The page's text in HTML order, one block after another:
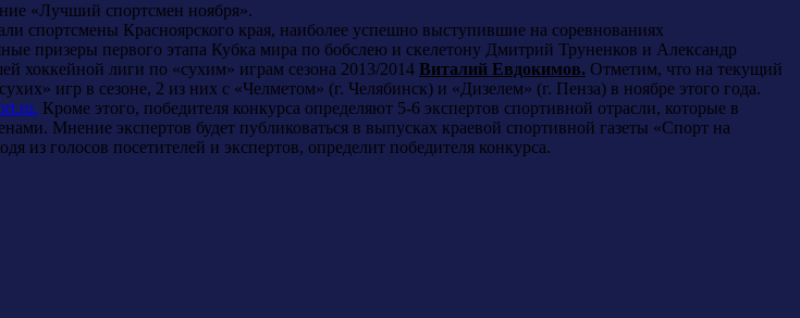
«Лучший спортсмен ноября».
спортсмены Красноярского края, наиболее успешно выступившие на соревнованиях
призеры первого этапа Кубка мира по бобслею и скелетону Дмитрий Труненков и Александр
хоккейной лиги по «сухим» играм сезона 2013/2014 Виталий Евдокимов. Отметим, что на текущий
игр в сезоне, 2 из них с «Челметом» (г. Челябинск) и «Дизелем» (г. Пенза) в ноябре этого года.
Кроме этого, победителя конкурса определяют 5-6 экспертов спортивной отрасли, которые в
Мнение экспертов будет публиковаться в выпусках краевой спортивной газеты «Спорт на
из голосов посетителей и экспертов, определит победителя конкурса.